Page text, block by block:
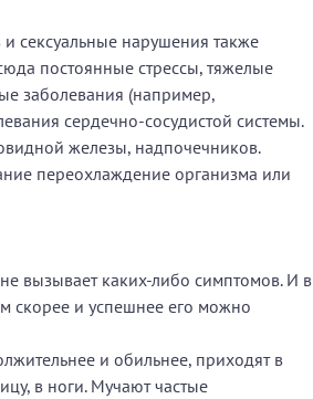
сексуальные нарушения также
постоянные стрессы, тяжелые
заболевания (например,
сердечно-сосудистой системы.
железы, надпочечников.
переохлаждение организма или
вызывает каких-либо симптомов. И в
скорее и успешнее его можно
и обильнее, приходят в
в ноги. Мучают частые